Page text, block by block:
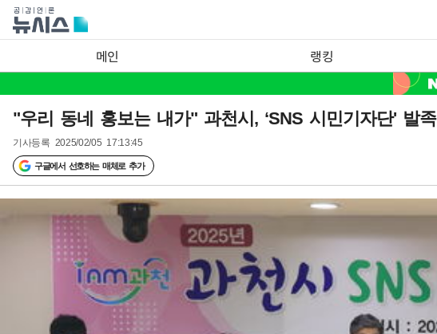
메인 랭킹
"우리 동네 홍보는 내가" 과천시, ‘SNS 시민기자단' 발족
기사등록 2025/02/05 17:13:45
구글에서 선호하는 매체로 추가